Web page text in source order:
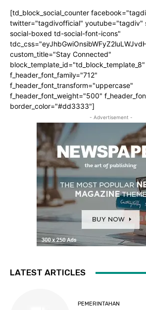
[td_block_social_counter
twitter="tagdivofficial" youtube="tagdiv"
social-boxed td-social-font-icons"
custom_title="Stay Connected"
block_template_id="td_block_template_8"
f_header_font_family="712"
f_header_font_transform="uppercase"
f_header_font_weight="500"
border_color="#dd3333"]
- Advertisement -
LATEST ARTICLES
PEMERINTAHAN